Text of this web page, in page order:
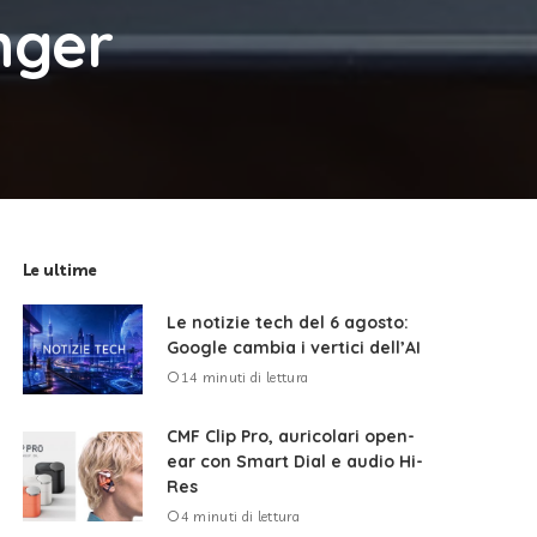
Le ultime
Le notizie tech del 6 agosto:
Google cambia i vertici dell’AI
14 minuti di lettura
CMF Clip Pro, auricolari open-
ear con Smart Dial e audio Hi-
Res
4 minuti di lettura